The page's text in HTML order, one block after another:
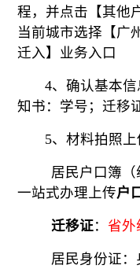
程，并点击【其他
当前城市选择【广
迁入】业务入口
4、确认基本
知书：学号；迁移
5、材料拍照上
居民户口簿
一站式办理上传户
迁移证： 省外
居民身份证